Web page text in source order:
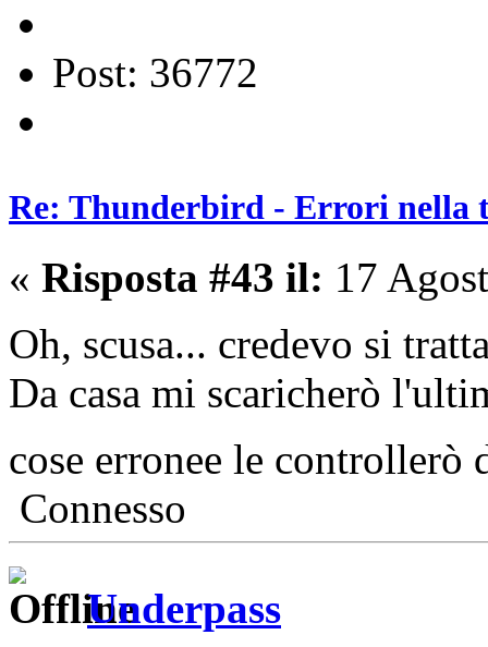
Post: 36772
Re: Thunderbird - Errori nella
« Risposta #43 il: 17
Oh, scusa... credevo si
Da casa mi scaricherò
cose erronee le
Connesso
Underpass